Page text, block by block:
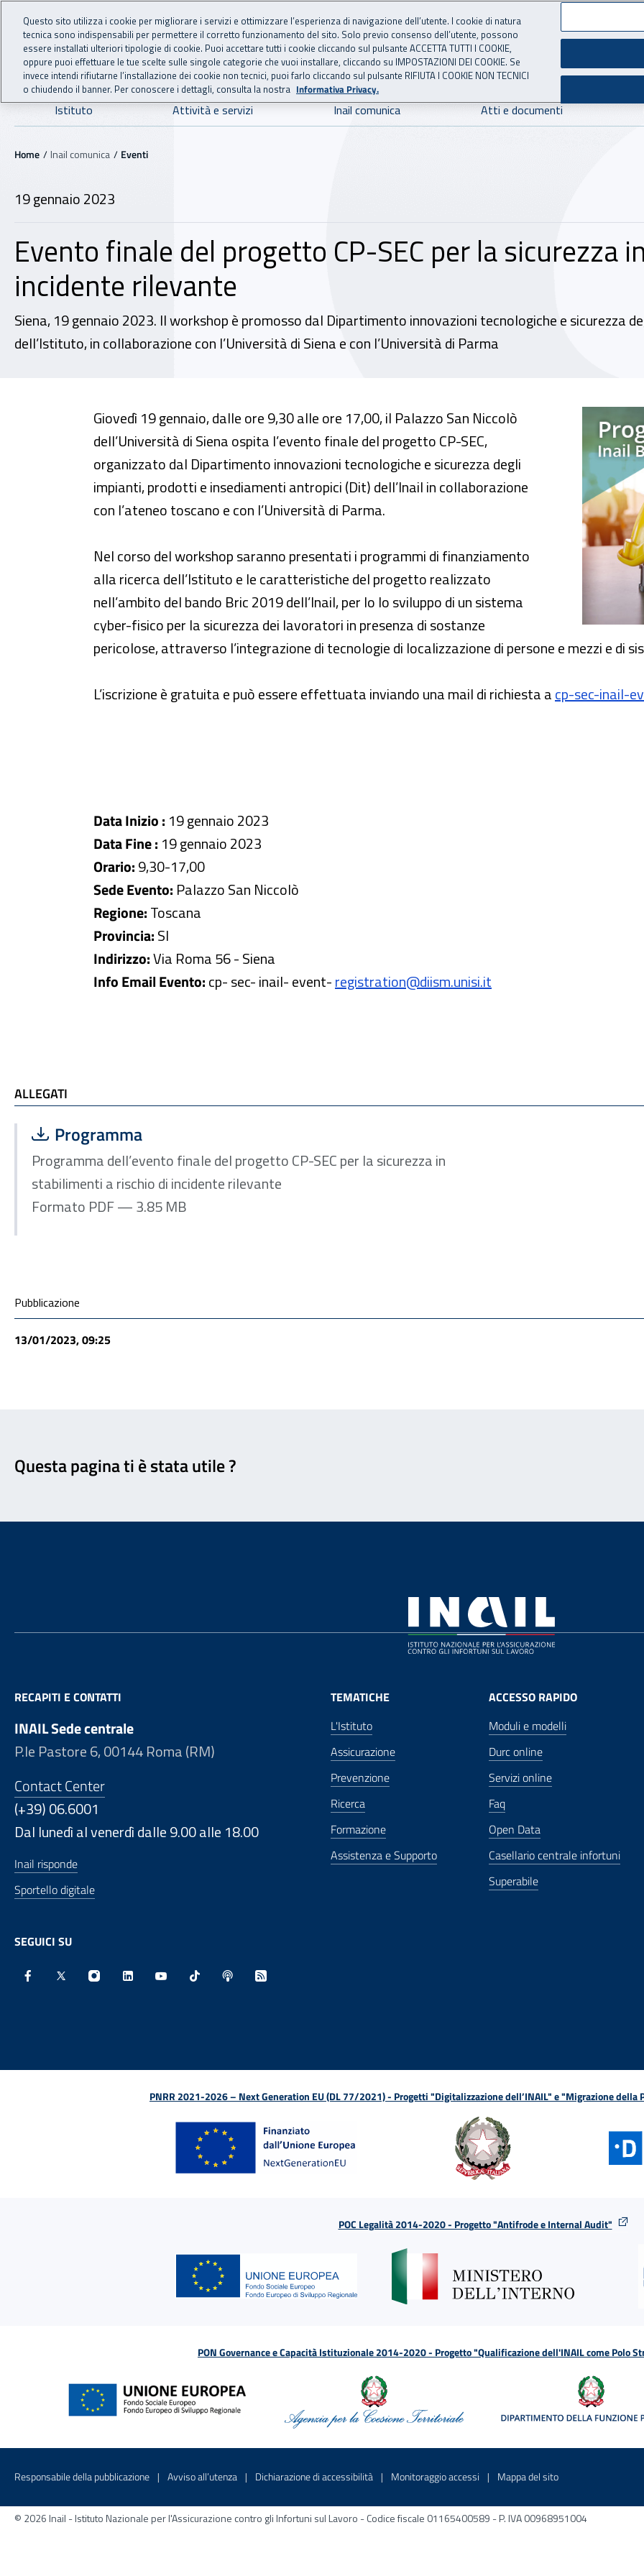
Vai al menu principale
Vai al contenuto principale
INAIL - Istituto Nazionale per l'Assicurazione
Navigazione principale
Istituto Attività e servizi Inail comunica Atti e documenti
Navigazione - Ti trovi in:
Home Inail comunica Eventi
19 gennaio 2023
Evento finale del progetto CP-SEC per la sicurezza
incidente rilevante
Siena, 19 gennaio 2023. Il workshop è promosso dal Dipartimento innovazioni tecnologiche e sicurezza
dell’Istituto, in collaborazione con l’Università di Siena e con l’Università di Parma
Evento finale del progetto CP-SEC per la sicurezza in stabilimenti a
Giovedì 19 gennaio, dalle ore 9,30 alle ore 17,00, il Palazzo San Niccolò
dell’Università di Siena ospita l’evento finale del progetto CP-SEC,
organizzato dal Dipartimento innovazioni tecnologiche e sicurezza degli
impianti, prodotti e insediamenti antropici (Dit) dell’Inail in collaborazione
con l’ateneo toscano e con l’Università di Parma.
Nel corso del workshop saranno presentati i programmi di finanziamento
alla ricerca dell’Istituto e le caratteristiche del progetto realizzato
nell’ambito del bando Bric 2019 dell’Inail, per lo lo sviluppo di un sistema
cyber-fisico per la sicurezza dei lavoratori in presenza di sostanze
pericolose, attraverso l’integrazione di tecnologie di localizzazione di persone e mezzi e di
L’iscrizione è gratuita e può essere effettuata inviando una mail di richiesta acp-sec-inail-
Data Inizio : 19 gennaio 2023
Data Fine : 19 gennaio 2023
Orario:9,30-17,00
Sede Evento: Palazzo San Niccolò
Regione:Toscana
Provincia:SI
Indirizzo:Via Roma 56 - Siena
Info Email Evento:cp-sec-inail-event-registration@diism.unisi.it
ALLEGATI
ALLEGATI
Scarica file:
Programma
Programma dell’evento finale del progetto CP-SEC per la sicurezza in
stabilimenti a rischio di incidente rilevante
Formato PDF — 3.85 MB
Condivisione social
Pubblicazione
13/01/2023, 09:25
Questa pagina ti è stata utile ?
RECAPITI E CONTATTI
INAIL Sede centrale
P.le Pastore 6, 00144 Roma (RM)
Contact Center
(+39) 06.6001
Dal lunedì al venerdì dalle 9.00 alle 18.00
Inail risponde
Sportello digitale
SEGUICI SU
TEMATICHE
L'Istituto
Assicurazione
Prevenzione
Ricerca
Formazione
Assistenza e Supporto
ACCESSO RAPIDO
Moduli e modelli
Durc online
Servizi online
Faq
Open Data
Casellario centrale infortuni
Superabile
PNRR 2021-2026 – Next Generation EU (DL 77/2021) - Progetti "Digitalizzazione dell’INAIL" e "Migrazione della
POC Legalità 2014-2020 - Progetto "Antifrode e Internal Audit"
PON Governance e Capacità Istituzionale 2014-2020 - Progetto "Qualificazione dell'INAIL come Polo
Menu di servizio
Responsabile della pubblicazione Sito interno - Apre in una nuova finestra
Avviso all’utenza Sito interno - Apre in una nuova finestra
Dichiarazione di accessibilità Sito interno - Apre in una nuova finestra
Monitoraggio accessi Sito interno - Apre in una nuova
Mappa del sitoSito interno - Apre
© 2026 Inail - Istituto Nazionale per l'Assicurazione contro gli Infortuni sul Lavoro - Codice fiscale 01165400589 - P. IVA 00968951004
Questo sito utilizza i cookie per migliorare i servizi e ottimizzare l’esperienza di navigazione dell’utente. I cookie di natura
tecnica sono indispensabili per permettere il corretto funzionamento del sito. Solo previo consenso dell’utente, possono
essere installati ulteriori tipologie di cookie. Puoi accettare tutti i cookie cliccando sul pulsante ACCETTA TUTTI I COOKIE,
oppure puoi effettuare le tue scelte sulle singole categorie che vuoi installare, cliccando su IMPOSTAZIONI DEI COOKIE. Se
invece intendi rifiutarne l’installazione dei cookie non tecnici, puoi farlo cliccando sul pulsante RIFIUTA I COOKIE NON TECNICI
o chiudendo il banner. Per conoscere i dettagli, consulta la nostra Informativa Privacy.